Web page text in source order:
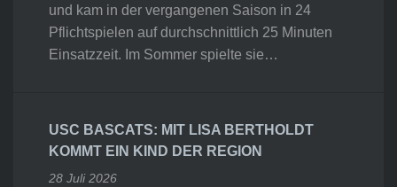
und kam in der vergangenen Saison in 24
Pflichtspielen auf durchschnittlich 25 Minuten
Einsatzzeit. Im Sommer spielte sie…
USC BASCATS: MIT LISA BERTHOLDT
KOMMT EIN KIND DER REGION
28 Juli 2026